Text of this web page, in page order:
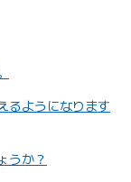
るようになります
うか？